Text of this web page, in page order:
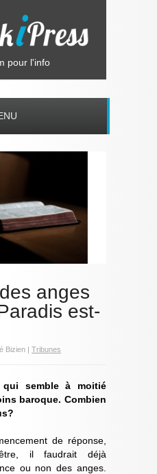
pour l'info
anges
est-
Bizien | Tribunes
semble à moitié
baroque. Combien
de réponse,
être, il faudrait déjà
ou non des anges.